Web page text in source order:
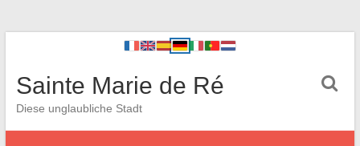
Sainte Marie de Ré
Diese unglaubliche Stadt